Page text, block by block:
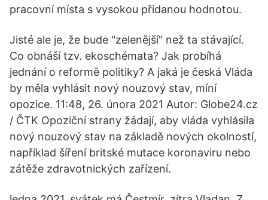
pracovní místa s vysokou přidanou hodnotou.
Jisté ale je, že bude "zelenější" než ta stávající.
Co obnáší tzv. ekoschémata? Jak probíhá
jednání o reformě politiky? A jaká je česká Vláda
by měla vyhlásit nový nouzový stav, míní
opozice. 11:48, 26. února 2021 Autor: Globe24.cz
/ ČTK Opoziční strany žádají, aby vláda vyhlásila
nový nouzový stav na základě nových okolností,
například šíření britské mutace koronaviru nebo
zátěže zdravotnických zařízení.